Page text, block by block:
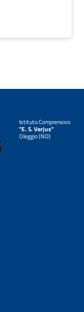
Istituto Comprensivo
"E. S. Verjus"
Oleggio (NO)